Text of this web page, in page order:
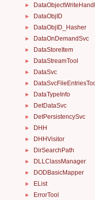
►
► DataObjID
► DataObjID_Hasher
► DataOnDemandSvc
► DataStoreItem
► DataStreamTool
► DataSvc
►
► DataTypeInfo
► DetDataSvc
► DetPersistencySvc
► DHH
► DHHVisitor
► DirSearchPath
► DLLClassManager
► DODBasicMapper
► EList
► ErrorTool